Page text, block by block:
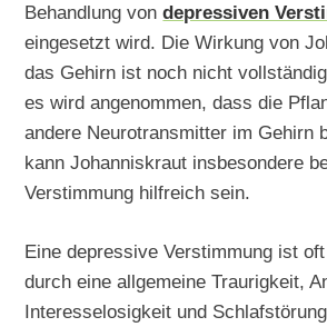
Behandlung vondepressiven
eingesetzt wird. Die Wirkung von
das Gehirn ist noch nicht
es wird angenommen, dass die
andere Neurotransmitter im Gehirn
kann Johanniskraut insbesondere
Verstimmung hilfreich sein.
Eine depressive Verstimmung ist
durch eine allgemeine Traurigkeit,
Interesselosigkeit und